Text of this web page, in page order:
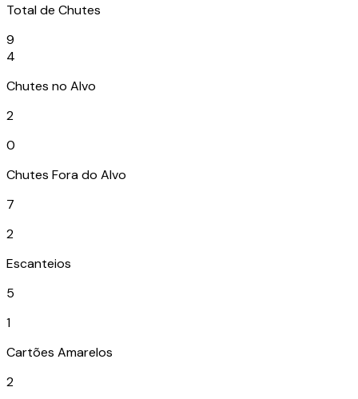
Total de Chutes
9
4
Chutes no Alvo
2
0
Chutes Fora do Alvo
7
2
Escanteios
5
1
Cartões Amarelos
2